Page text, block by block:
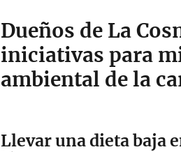
Dueños de La
iniciativas para
ambiental de la
Llevar una dieta baja